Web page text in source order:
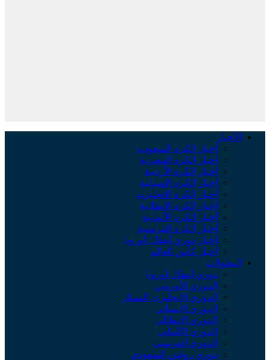
أخبار الكرة السعودية
أخبار الكرة المصرية
أخبار الكرة الأردنية
أخبار الكرة الإسبانية
أخبار الكرة الإنجليزية
أخبار الكرة الإيطالية
أخبار الكرة الألمانية
أخبار الكرة الفرنسية
أخبار دوري أبطال أوروبا
أخبار كأس العالم
دوري أبطال أوروبا
الدوري الأوروبي
الدوري الإنجليزي الممتاز
الدوري الإسباني
الدوري الإيطالي
الدوري الألماني
الدوري الفرنسي
دوري روشن السعودي